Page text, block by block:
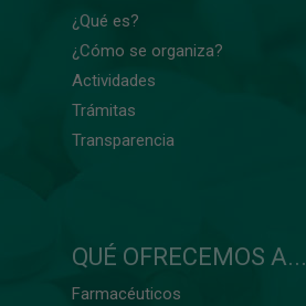
¿Qué es?
¿Cómo se organiza?
Actividades
Trámitas
Transparencia
QUÉ OFRECEMOS A...
Farmacéuticos